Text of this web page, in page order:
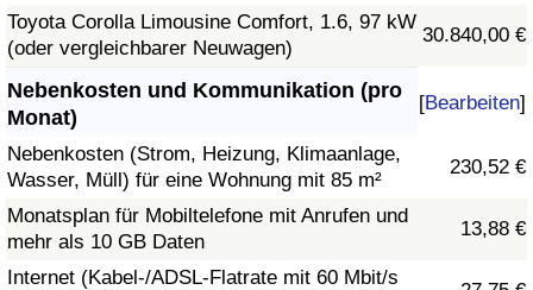
Toyota Corolla Limousine Comfort, 1.6, 97 kW
(oder vergleichbarer Neuwagen)
30.840,00 €
Nebenkosten und Kommunikation (pro
Monat)
[Bearbeiten]
Nebenkosten (Strom, Heizung, Klimaanlage,
Wasser, Müll) für eine Wohnung mit 85 m²
230,52 €
Monatsplan für Mobiltelefone mit Anrufen und
mehr als 10 GB Daten
13,88 €
Internet (Kabel-/ADSL-Flatrate mit 60 Mbit/s